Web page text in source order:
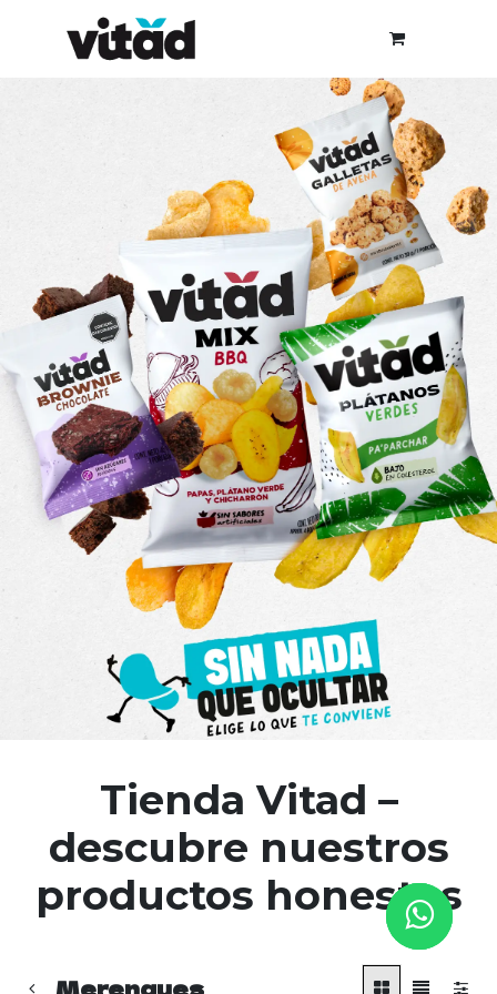
Tienda Vitad –
descubre nuestros
productos honestos